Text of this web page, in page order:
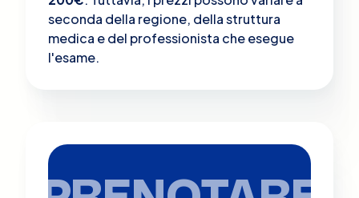
seconda della regione, della struttura
medica e del professionista che esegue
l'esame.